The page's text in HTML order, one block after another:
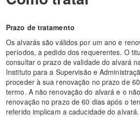
Prazo de tratamento
Os alvarás são válidos por um ano e
períodos, a pedido dos requerentes. O
consultar o prazo de validade do alvará
Instituto para a Supervisão e
proceder à sua renovação no prazo de
termo. A não renovação do alvará e o
renovação no prazo de 60 dias após o
referido implicam a caducidade do alvará.